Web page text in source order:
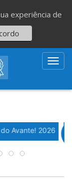
Evento WeTiming
do Avante! 2026
experiência de